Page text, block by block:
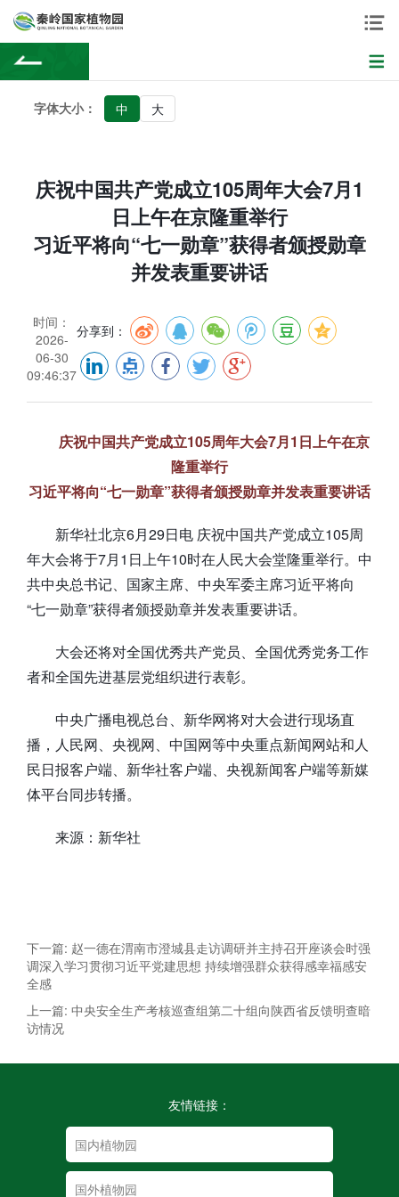
字体大小： 中 大
庆祝中国共产党成立105周年大会7月1
日上午在京隆重举行
习近平将向“七一勋章”获得者颁授勋章
并发表重要讲话
时间：
2026-
06-30
09:46:37
分享到：
庆祝中国共产党成立105周年大会7月1日上午在京
隆重举行
习近平将向“七一勋章”获得者颁授勋章并发表重要讲话
新华社北京6月29日电 庆祝中国共产党成立105周
年大会将于7月1日上午10时在人民大会堂隆重举行。中
共中央总书记、国家主席、中央军委主席习近平将向
“七一勋章”获得者颁授勋章并发表重要讲话。
大会还将对全国优秀共产党员、全国优秀党务工作
者和全国先进基层党组织进行表彰。
中央广播电视总台、新华网将对大会进行现场直
播，人民网、央视网、中国网等中央重点新闻网站和人
民日报客户端、新华社客户端、央视新闻客户端等新媒
体平台同步转播。
来源：新华社
下一篇: 赵一德在渭南市澄城县走访调研并主持召开座谈会时强
调深入学习贯彻习近平党建思想 持续增强群众获得感幸福感安
全感
上一篇: 中央安全生产考核巡查组第二十组向陕西省反馈明查暗
访情况
友情链接：